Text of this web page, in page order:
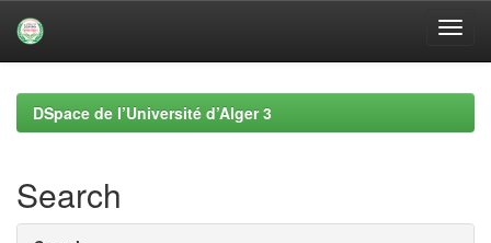
navigationDSpace de l’Université d’Alger 3
Search